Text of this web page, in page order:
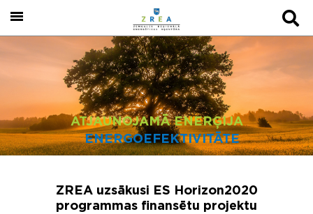
ATJAUNOJAMĀ ENERĢIJA
ENERGOEFEKTIVITĀTE
ZREA uzsākusi ES Horizon2020
programmas finansētu projektu